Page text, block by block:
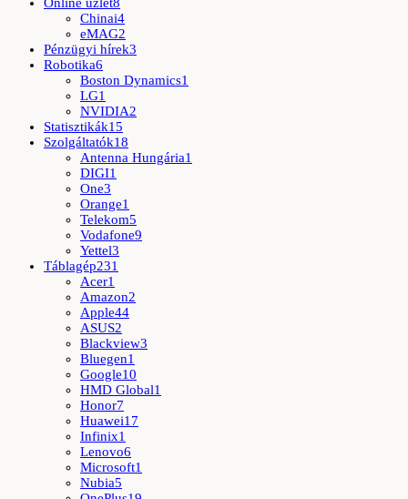
Online üzlet8
Chinai4
eMAG2
Pénzügyi hírek3
Robotika6
Boston Dynamics1
LG1
NVIDIA2
Statisztikák15
Szolgáltatók18
Antenna Hungária1
DIGI1
One3
Orange1
Telekom5
Vodafone9
Yettel3
Táblagép231
Acer1
Amazon2
Apple44
ASUS2
Blackview3
Bluegen1
Google10
HMD Global1
Honor7
Huawei17
Infinix1
Lenovo6
Microsoft1
Nubia5